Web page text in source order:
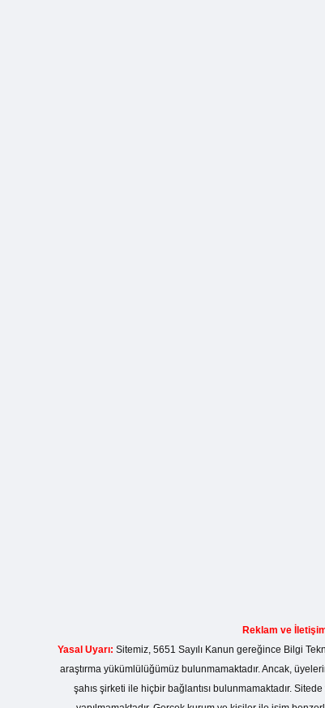
Reklam ve
Yasal Uyarı: Sitemiz, 5651 Sayılı Kanun gereğince Bilgi
araştırma yükümlülüğümüz bulunmamaktadır. Ancak,
şahıs şirketi ile hiçbir bağlantısı bulunmamaktadır.